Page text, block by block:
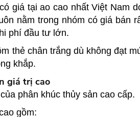
giá tại ao cao nhất Việt Nam
nằm trong nhóm có giá
phí đầu tư lớn.
thẻ chân trắng dù không đạt
khắp.
giá trị cao
phân khúc thủy sản cao cấp.
gồm: